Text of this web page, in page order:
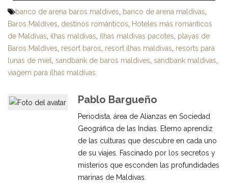
banco de arena baros maldives, banco de arena maldivas,
Baros Maldives, destinos románticos, Hoteles más románticos
de Maldivas, ilhas maldivas, ilhas maldivas pacotes, playas de
Baros Maldives, resort baros, resort ilhas maldivas, resorts para
lunas de miel, sandbank de baros maldives, sandbank maldivas,
viagem para ilhas maldivas
Pablo Bargueño
Periodista, área de Alianzas en Sociedad
Geográfica de las Indias. Eterno aprendiz
de las culturas que descubre en cada uno
de su viajes. Fascinado por los secretos y
misterios que esconden las profundidades
marinas de Maldivas.